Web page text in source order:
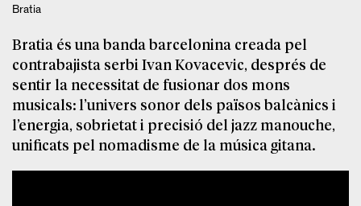
Bratia
Bratia és una banda barcelonina creada pel
contrabajista serbi Ivan Kovacevic, després de
sentir la necessitat de fusionar dos mons
musicals: l’univers sonor dels països balcànics i
l’energia, sobrietat i precisió del jazz manouche,
unificats pel nomadisme de la música gitana.